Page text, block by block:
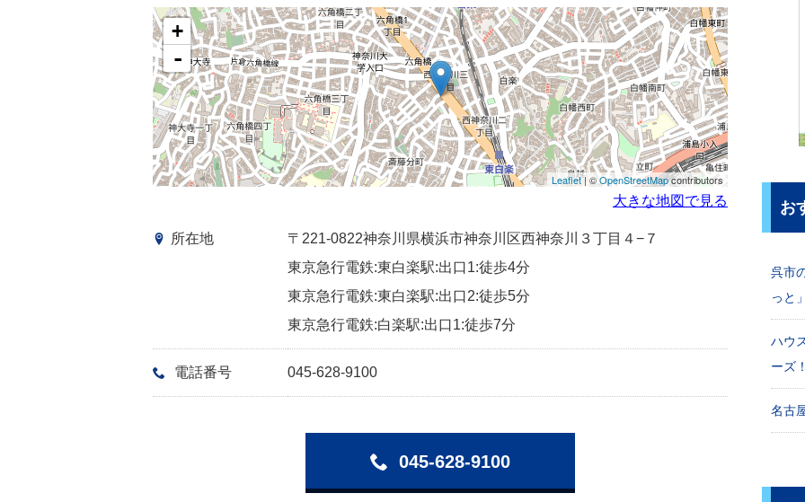
+
-
Leaflet| ©OpenStreetMapcontributors
大きな地図で見る
所在地
〒221-0822神奈川県横浜市神奈川区西神奈川３丁目４−７
東京急行電鉄:東白楽駅:出口1:徒歩4分
東京急行電鉄:東白楽駅:出口2:徒歩5分
東京急行電鉄:白楽駅:出口1:徒歩7分
電話番号 045-628-9100
045-628-9100
お
呉市
っと」
ハウ
ーズ！
名古